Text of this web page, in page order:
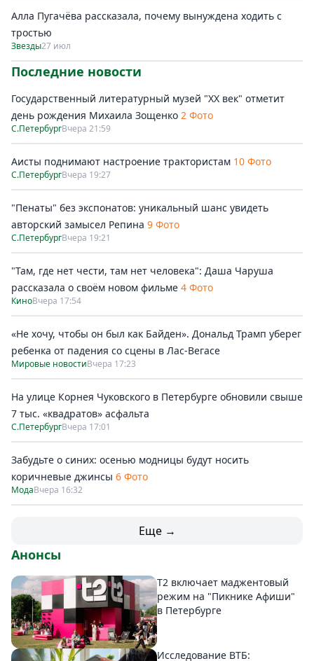
Алла Пугачёва рассказала, почему вынуждена ходить с
тростью
Звезды27 июл
Последние новости
Государственный литературный музей "ХХ век" отметит
день рождения Михаила Зощенко 2 Фото
С.ПетербургВчера 21:59
Аисты поднимают настроение трактористам 10 Фото
С.ПетербургВчера 19:27
"Пенаты" без экспонатов: уникальный шанс увидеть
авторский замысел Репина 9 Фото
С.ПетербургВчера 19:21
"Там, где нет чести, там нет человека": Даша Чаруша
рассказала о своём новом фильме 4 Фото
КиноВчера 17:54
«Не хочу, чтобы он был как Байден». Дональд Трамп уберег
ребенка от падения со сцены в Лас-Вегасе
Мировые новостиВчера 17:23
На улице Корнея Чуковского в Петербурге обновили свыше
7 тыс. «квадратов» асфальта
С.ПетербургВчера 17:01
Забудьте о синих: осенью модницы будут носить
коричневые джинсы 6 Фото
МодаВчера 16:32
Еще →
Анонсы
Т2 включает маджентовый
режим на "Пикнике Афиши"
в Петербурге
Исследование ВТБ: